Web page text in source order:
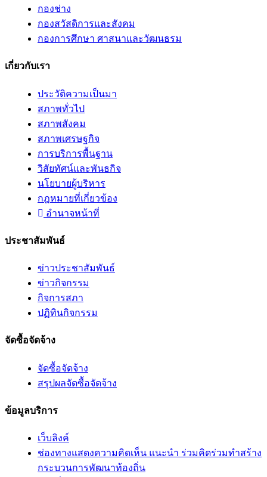
กองช่าง
กองสวัสดิการและสังคม
กองการศึกษา ศาสนาและวัฒนธรม
เกี่ยวกับเรา
ประวัติความเป็นมา
สภาพทั่วไป
สภาพสังคม
สภาพเศรษฐกิจ
การบริการพื้นฐาน
วิสัยทัศน์และพันธกิจ
นโยบายผู้บริหาร
กฎหมายที่เกี่ยวข้อง
อํานาจหน้าที่
ประชาสัมพันธ์
ข่าวประชาสัมพันธ์
ข่าวกิจกรรม
กิจการสภา
ปฏิทินกิจกรรม
จัดซื้อจัดจ้าง
จัดซื้อจัดจ้าง
สรุปผลจัดซื้อจัดจ้าง
ข้อมูลบริการ
เว็บลิงค์
ช่องทางแสดงความคิดเห็น แนะนำ ร่วมคิดร่วมทำสร้าง
กระบวนการพัฒนาท้องถิ่น